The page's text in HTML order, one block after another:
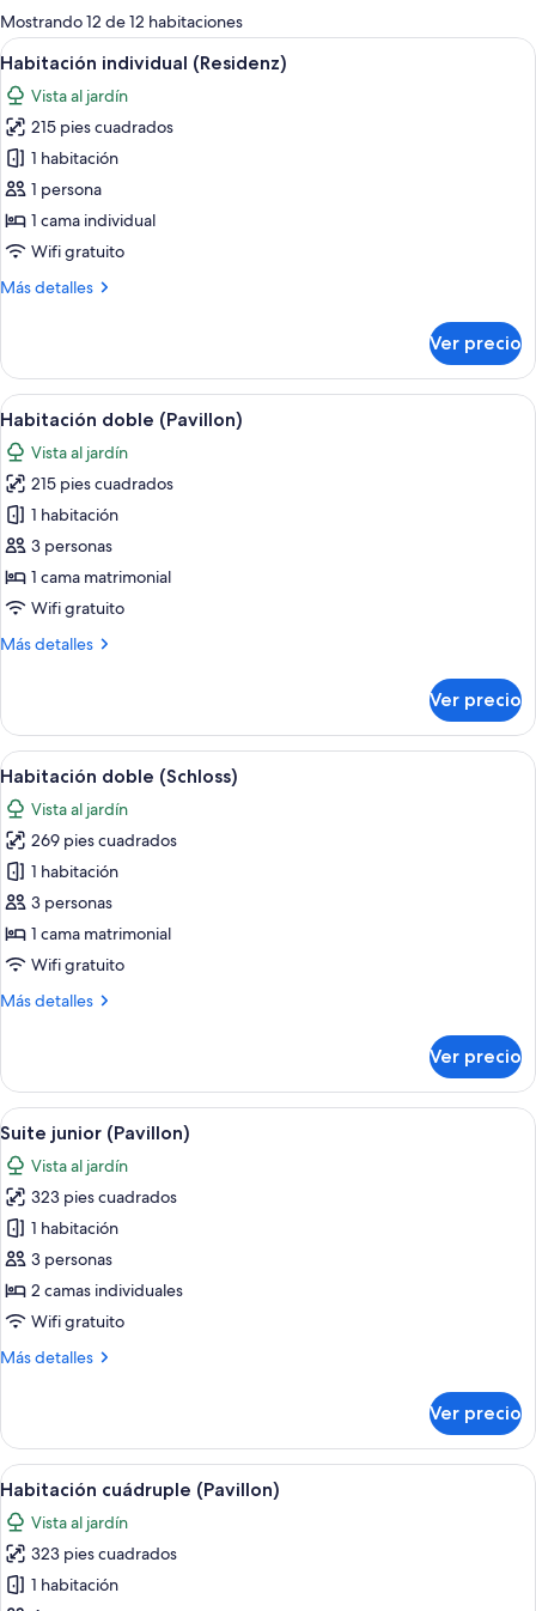
para
las
habitaciones
Mostrando 12 de 12 habitaciones
Abrir
todas
las
fotos
de
Habitación
individual
(Residenz)
Una habitación acogedora con
5
Habitación individual (Residenz)
Vista al jardín
215 pies cuadrados
1 habitación
1 persona
1 cama individual
Wifi gratuito
Más detalles
Más
individual
(Residenz)
Ver precio
Abrir
todas
las
fotos
de
Habitación
doble
(Pavillon)
Habitación de hotel con cama,
6
Habitación doble (Pavillon)
Vista al jardín
215 pies cuadrados
1 habitación
3 personas
1 cama matrimonial
Wifi gratuito
Más detalles
Más
doble
(Pavillon)
Ver precio
Abrir
todas
las
fotos
de
Habitación
doble
(Schloss)
Un dormitorio con una cama de
10
Habitación doble (Schloss)
Vista al jardín
269 pies cuadrados
1 habitación
3 personas
1 cama matrimonial
Wifi gratuito
Más detalles
Más
doble
(Schloss)
Ver precio
Abrir
todas
las
fotos
de
Suite
junior
(Pavillon)
Un dormitorio moderno con una
5
Suite junior (Pavillon)
Vista al jardín
323 pies cuadrados
1 habitación
3 personas
2 camas individuales
Wifi gratuito
Más detalles
Más
junior
(Pavillon)
Ver precio
Abrir
todas
las
fotos
de
Una habitación de hotel moderna
6
Habitación cuádruple (Pavillon)
Vista al jardín
323 pies cuadrados
1 habitación